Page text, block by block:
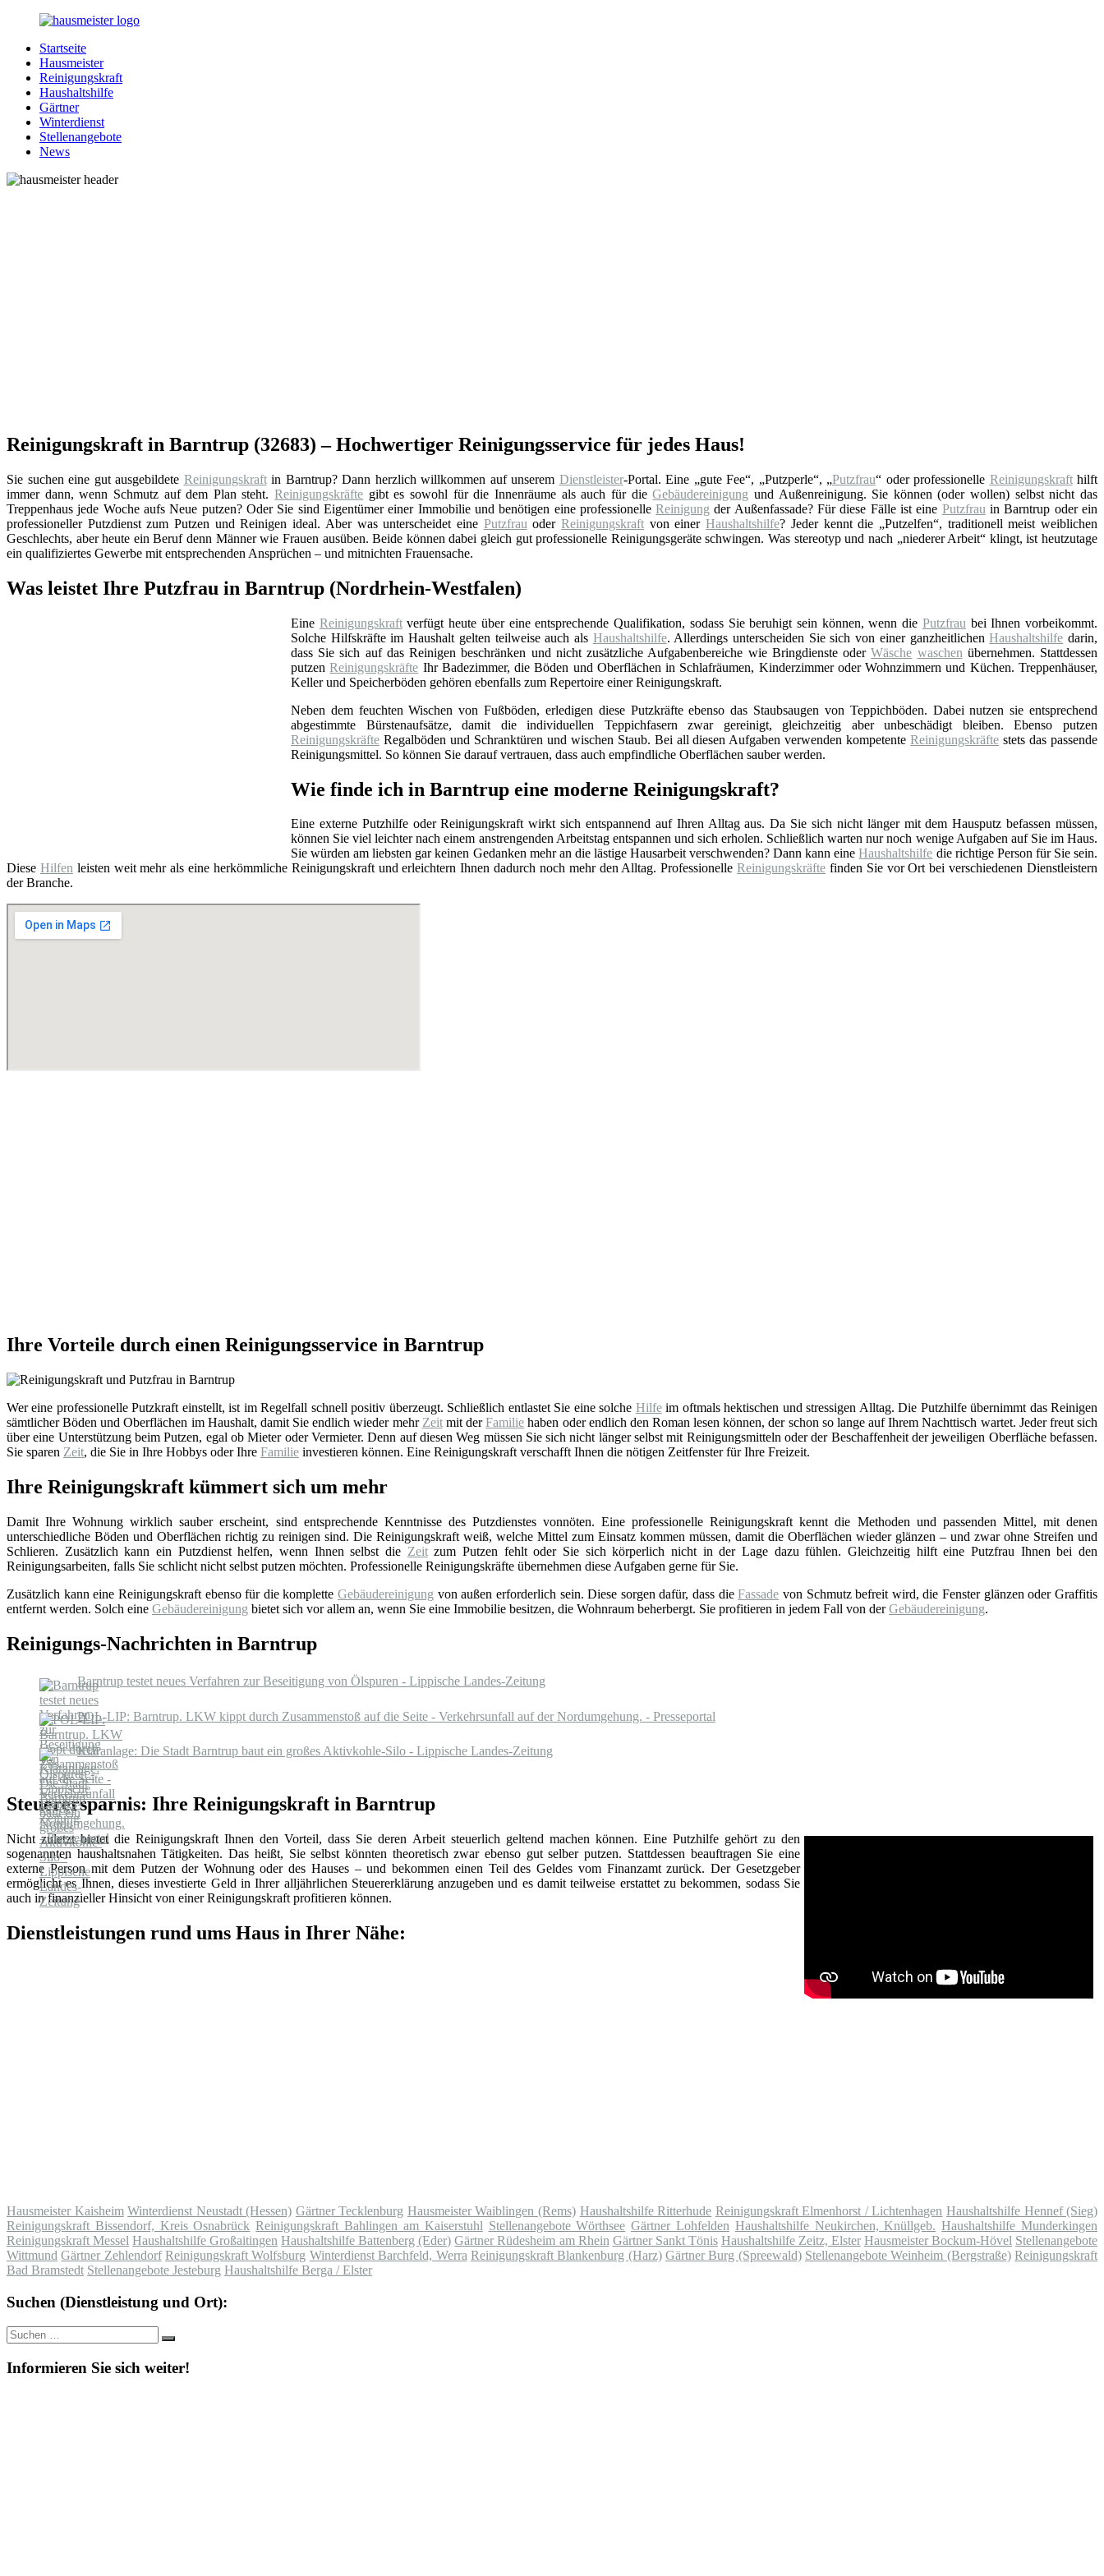
Zurück
Inhalt
Hausmeister.de
Alles
rund
Ihren
Haushalt
Startseite
Hausmeister
Reinigungskraft
Haushaltshilfe
Gärtner
Winterdienst
Stellenangebote
News
Reinigungskraft in Barntrup (32683) – Hochwertiger Reinigungsservice für jedes Haus!
Sie suchen eine gut ausgebildete Reinigungskraftin Barntrup? Dann herzlich willkommen auf unserem Dienstleister-Portal. Eine „gute Fee“, „Putzperle“, „Putzfrau“ oder professionelle Reinigungskrafthilft
immer dann, wenn Schmutz auf dem Plan steht.Reinigungskräfte gibt es sowohl für die Innenräume als auch für dieGebäudereinigung und Außenreinigung. Sie können (oder wollen) selbst nicht das
Treppenhaus jede Woche aufs Neue putzen? Oder Sie sind Eigentümer einer Immobilie und benötigen eine professionelleReinigung der Außenfassade? Für diese Fälle ist eine Putzfrau in Barntrup oder ein
professioneller Putzdienst zum Putzen und Reinigen ideal. Aber was unterscheidet eine Putzfrau oderReinigungskraft von einerHaushaltshilfe? Jeder kennt die „Putzelfen“, traditionell meist weiblichen
Geschlechts, aber heute ein Beruf denn Männer wie Frauen ausüben. Beide können dabei gleich gut professionelle Reinigungsgeräte schwingen. Was stereotyp und nach „niederer Arbeit“ klingt, ist heutzutage
ein qualifiziertes Gewerbe mit entsprechenden Ansprüchen – und mitnichten Frauensache.
Was leistet Ihre Putzfrau in Barntrup (Nordrhein-Westfalen)
Eine Reinigungskraftverfügt heute über eine entsprechende Qualifikation, sodass Sie beruhigt sein können, wenn die Putzfrau bei Ihnen vorbeikommt.
Solche Hilfskräfte im Haushalt gelten teilweise auch als Haushaltshilfe. Allerdings unterscheiden Sie sich von einer ganzheitlichenHaushaltshilfe darin,
dass Sie sich auf das Reinigen beschränken und nicht zusätzliche Aufgabenbereiche wie Bringdienste oderWäsche waschen übernehmen. Stattdessen
putzenReinigungskräfte Ihr Badezimmer, die Böden und Oberflächen in Schlafräumen, Kinderzimmer oder Wohnzimmern und Küchen. Treppenhäuser,
Keller und Speicherböden gehören ebenfalls zum Repertoire einer Reinigungskraft.
Neben dem feuchten Wischen von Fußböden, erledigen diese Putzkräfte ebenso das Staubsaugen von Teppichböden. Dabei nutzen sie entsprechend
abgestimmte Bürstenaufsätze, damit die individuellen Teppichfasern zwar gereinigt, gleichzeitig aber unbeschädigt bleiben. Ebenso putzen
Reinigungskräfte Regalböden und Schranktüren und wischen Staub. Bei all diesen Aufgaben verwenden kompetenteReinigungskräfte stets das passende
Reinigungsmittel. So können Sie darauf vertrauen, dass auch empfindliche Oberflächen sauber werden.
Wie finde ich in Barntrup eine moderne Reinigungskraft?
Eine externe Putzhilfe oder Reinigungskraft wirkt sich entspannend auf Ihren Alltag aus. Da Sie sich nicht länger mit dem Hausputz befassen müssen,
können Sie viel leichter nach einem anstrengenden Arbeitstag entspannen und sich erholen. Schließlich warten nur noch wenige Aufgaben auf Sie im Haus.
Sie würden am liebsten gar keinen Gedanken mehr an die lästige Hausarbeit verschwenden? Dann kann eineHaushaltshilfe die richtige Person für Sie sein.
Diese Hilfenleisten weit mehr als eine herkömmliche Reinigungskraft und erleichtern Ihnen dadurch noch mehr den Alltag. ProfessionelleReinigungskräfte finden Sie vor Ort bei verschiedenen Dienstleistern
der Branche.
Ihre Vorteile durch einen Reinigungsservice in Barntrup
Wer eine professionelle Putzkraft einstellt, ist im Regelfall schnell positiv überzeugt. Schließlich entlastet Sie eine solche Hilfeim oftmals hektischen und stressigen Alltag. Die Putzhilfe übernimmt das Reinigen
sämtlicher Böden und Oberflächen im Haushalt, damit Sie endlich wieder mehr Zeitmit derFamilie haben oder endlich den Roman lesen können, der schon so lange auf Ihrem Nachttisch wartet. Jeder freut sich
über eine Unterstützung beim Putzen, egal ob Mieter oder Vermieter. Denn auf diesen Weg müssen Sie sich nicht länger selbst mit Reinigungsmitteln oder der Beschaffenheit der jeweiligen Oberfläche befassen.
Sie sparen Zeit, die Sie in Ihre Hobbys oder Ihre Familie investieren können. Eine Reinigungskraft verschafft Ihnen die nötigen Zeitfenster für Ihre Freizeit.
Ihre Reinigungskraft kümmert sich um mehr
Damit Ihre Wohnung wirklich sauber erscheint, sind entsprechende Kenntnisse des Putzdienstes vonnöten. Eine professionelle Reinigungskraft kennt die Methoden und passenden Mittel, mit denen
unterschiedliche Böden und Oberflächen richtig zu reinigen sind. Die Reinigungskraft weiß, welche Mittel zum Einsatz kommen müssen, damit die Oberflächen wieder glänzen – und zwar ohne Streifen und
Schlieren. Zusätzlich kann ein Putzdienst helfen, wenn Ihnen selbst die Zeitzum Putzen fehlt oder Sie sich körperlich nicht in der Lage dazu fühlen. Gleichzeitig hilft eine Putzfrau Ihnen bei den
Reinigungsarbeiten, falls Sie schlicht nicht selbst putzen möchten. Professionelle Reinigungskräfte übernehmen diese Aufgaben gerne für Sie.
Zusätzlich kann eine Reinigungskraft ebenso für die kompletteGebäudereinigung von außen erforderlich sein. Diese sorgen dafür, dass dieFassade von Schmutz befreit wird, die Fenster glänzen oder Graffitis
entfernt werden. Solch eine Gebäudereinigung bietet sich vor allem an, wenn Sie eine Immobilie besitzen, die Wohnraum beherbergt. Sie profitieren in jedem Fall von derGebäudereinigung.
Reinigungs-Nachrichten in Barntrup
Barntrup testet neues Verfahren zur Beseitigung von Ölspuren - Lippische Landes-Zeitung
POL-LIP: Barntrup. LKW kippt durch Zusammenstoß auf die Seite - Verkehrsunfall auf der Nordumgehung. - Presseportal
Kläranlage: Die Stadt Barntrup baut ein großes Aktivkohle-Silo - Lippische Landes-Zeitung
Steuerersparnis: Ihre Reinigungskraft in Barntrup
Nicht zuletzt bietet die Reinigungskraft Ihnen den Vorteil, dass Sie deren Arbeit steuerlich geltend machen können. Eine Putzhilfe gehört zu den
sogenannten haushaltsnahen Tätigkeiten. Das heißt, Sie selbst könnten theoretisch zwar ebenso gut selber putzen. Stattdessen beauftragen Sie eine
externe Person mit dem Putzen der Wohnung oder des Hauses – und bekommen einen Teil des Geldes vom Finanzamt zurück. Der Gesetzgeber
ermöglicht es Ihnen, dieses investierte Geld in Ihrer alljährlichen Steuererklärung anzugeben und es damit teilweise erstattet zu bekommen, sodass Sie
auch in finanzieller Hinsicht von einer Reinigungskraft profitieren können.
Dienstleistungen rund ums Haus in Ihrer Nähe:
Hausmeister Kaisheim Winterdienst Neustadt (Hessen) Gärtner Tecklenburg Hausmeister Waiblingen (Rems) Haushaltshilfe Ritterhude Reinigungskraft Elmenhorst / Lichtenhagen Haushaltshilfe Hennef (Sieg)
Reinigungskraft Bissendorf, Kreis Osnabrück Reinigungskraft Bahlingen am Kaiserstuhl Stellenangebote Wörthsee Gärtner Lohfelden Haushaltshilfe Neukirchen, Knüllgeb. Haushaltshilfe Munderkingen
Reinigungskraft Messel Haushaltshilfe Großaitingen Haushaltshilfe Battenberg (Eder) Gärtner Rüdesheim am Rhein Gärtner Sankt Tönis Haushaltshilfe Zeitz, Elster Hausmeister Bockum-Hövel Stellenangebote
Wittmund Gärtner Zehlendorf Reinigungskraft Wolfsburg Winterdienst Barchfeld, Werra Reinigungskraft Blankenburg (Harz) Gärtner Burg (Spreewald) Stellenangebote Weinheim (Bergstraße) Reinigungskraft
Bad Bramstedt Stellenangebote Jesteburg Haushaltshilfe Berga / Elster
Suchen (Dienstleistung und Ort):
Suche
nach:
Suchen
Informieren Sie sich weiter!